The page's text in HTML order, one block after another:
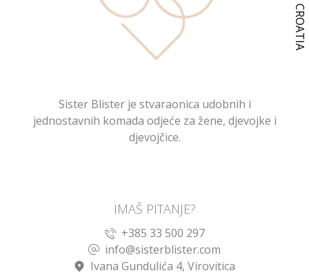
Sister Blister je stvaraonica udobnih i
jednostavnih komada odjeće za žene, djevojke i
djevojčice.
IMAŠ PITANJE?
+385 33 500 297
info@sisterblister.com
Ivana Gundulića 4, Virovitica